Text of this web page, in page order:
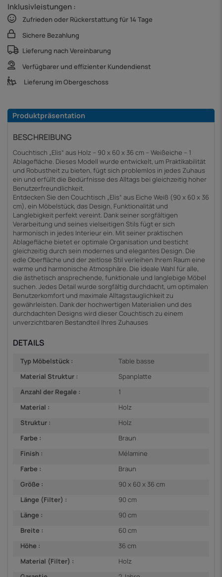
Inklusivleistungen :
Zufrieden oder Rückerstattung für 14 Tage
Sichere Bezahlung
Lieferung nach Vereinbarung
Verfügbarer und effizienter Kundendienst
Lieferung im Obergeschoss
Produktpräsentation
BESCHREIBUNG
Couchtisch „Elis“ aus Holz – 90 x 60 x 36 cm – Weißeiche – 1
Ablagefläche. Dieses Modell wurde entwickelt, um Praktikabilität
und Robustheit zu bieten, fügt sich problemlos in jedes Zuhaus
ein und erfüllt die Bedürfnisse des Alltags bei gleichzeitig hoher
Benutzerfreundlichkeit.
Entdecken Sie den Couchtisch „Elis“ aus Eiche Weiß (90 x 60 x 36
cm), ein Möbelstück, das Design, Funktionalität und
Langlebigkeit perfekt vereint. Dank seiner sorgfältigen
Verarbeitung und seines vielseitigen Stils fügt er sich
harmonisch in jedes Interieur ein. Mit seiner praktischen
Ablagefläche bietet er optimale Organisation und besticht
gleichzeitig durch sein modernes und elegantes Design. Die
edle Oberfläche und der zeitlose Stil verleihen Ihrem Raum eine
warme und harmonische Atmosphäre. Die ideale Wahl für alle,
die ästhetisch ansprechende, funktionale und langlebige Möbel
suchen. Jedes Detail wurde sorgfältig durchdacht, um optimalen
Benutzerkomfort und maximale Alltagstauglichkeit zu
gewährleisten. Dank der hochwertigen Materialien und des
durchdachten Designs wird dieser Couchtisch zu einem
unverzichtbaren Bestandteil Ihres Zuhauses
DETAILS
Typ Möbelstück :
Table basse
Material Struktur :
Spanplatte
Anzahl der Regale :
1
Material :
Holz
Struktur :
Holz
Farbe :
Braun
Finish :
Mélamine
Farbe :
Braun
Größe :
90 x 60 x 36 cm
Länge (Filter) :
90 cm
Länge :
90 cm
Breite :
60 cm
Höhe :
36 cm
Material (Filter) :
Holz